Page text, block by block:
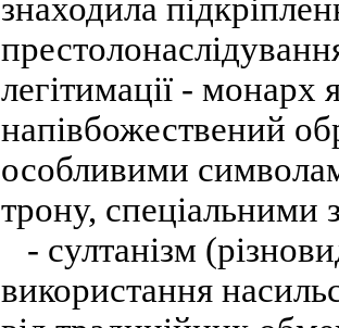
знаходила
легітимації -
напівбожествений
особливими
трону,
- султанізм
використання